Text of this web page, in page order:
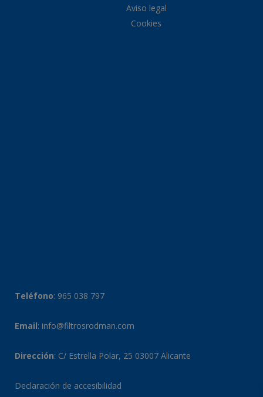
Aviso legal
Cookies
Teléfono: 965 038 797
Email: info@filtrosrodman.com
Dirección: C/ Estrella Polar, 25 03007 Alicante
Declaración de accesibilidad